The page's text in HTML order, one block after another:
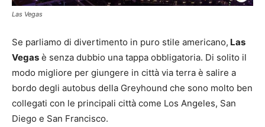
Las Vegas
Se parliamo di divertimento in puro stile americano, Las
Vegas è senza dubbio una tappa obbligatoria. Di solito il
modo migliore per giungere in città via terra è salire a
bordo degli autobus della Greyhound che sono molto ben
collegati con le principali città come Los Angeles, San
Diego e San Francisco.